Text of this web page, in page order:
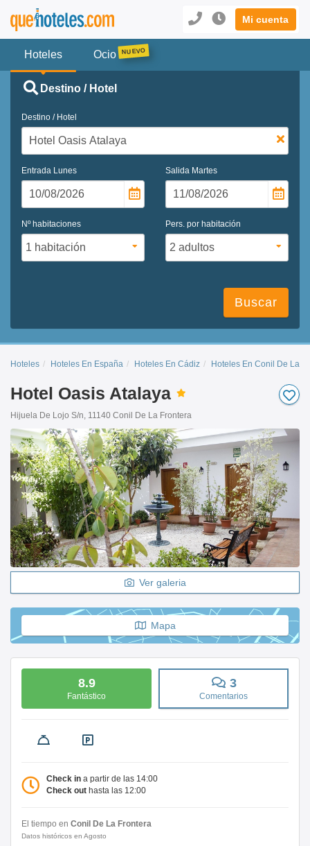
Mi cuenta
Hoteles Ocio
Destino / Hotel
Destino / Hotel
Entrada Lunes Salida Martes
Nº habitaciones Pers. por habitación
Buscar
Hoteles Hoteles En España Hoteles En Cádiz Hoteles En Conil De La
Hotel Oasis Atalaya
Hijuela De Lojo S/n, 11140 Conil De La Frontera
Ver galeria
Mapa
8.9
Fantástico
3
Comentarios
Check in a partir de las 14:00
Check out hasta las 12:00
El tiempo en Conil De La Frontera
Datos históricos en Agosto